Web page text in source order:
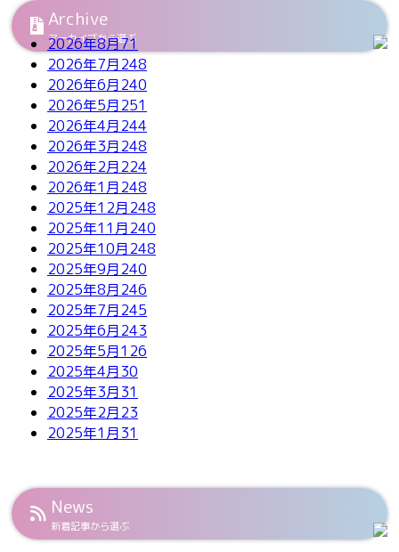
Archive
アーカイブから選ぶ
2026年8月71
2026年7月248
2026年6月240
2026年5月251
2026年4月244
2026年3月248
2026年2月224
2026年1月248
2025年12月248
2025年11月240
2025年10月248
2025年9月240
2025年8月246
2025年7月245
2025年6月243
2025年5月126
2025年4月30
2025年3月31
2025年2月23
2025年1月31
News
新着記事から選ぶ